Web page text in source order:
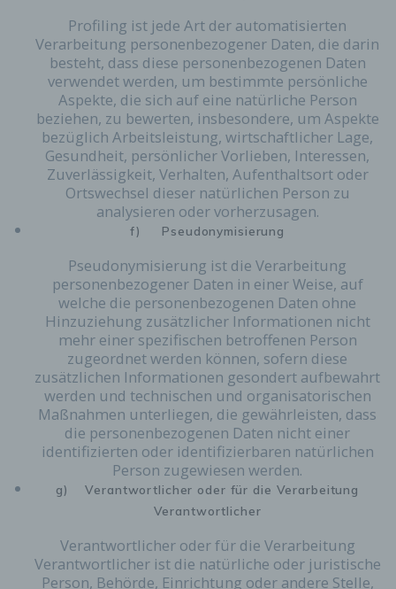
Profiling ist jede Art der automatisierten
Verarbeitung personenbezogener Daten, die darin
besteht, dass diese personenbezogenen Daten
verwendet werden, um bestimmte persönliche
Aspekte, die sich auf eine natürliche Person
beziehen, zu bewerten, insbesondere, um Aspekte
bezüglich Arbeitsleistung, wirtschaftlicher Lage,
Gesundheit, persönlicher Vorlieben, Interessen,
Zuverlässigkeit, Verhalten, Aufenthaltsort oder
Ortswechsel dieser natürlichen Person zu
analysieren oder vorherzusagen.
f) Pseudonymisierung
Pseudonymisierung ist die Verarbeitung
personenbezogener Daten in einer Weise, auf
welche die personenbezogenen Daten ohne
Hinzuziehung zusätzlicher Informationen nicht
mehr einer spezifischen betroffenen Person
zugeordnet werden können, sofern diese
zusätzlichen Informationen gesondert aufbewahrt
werden und technischen und organisatorischen
Maßnahmen unterliegen, die gewährleisten, dass
die personenbezogenen Daten nicht einer
identifizierten oder identifizierbaren natürlichen
Person zugewiesen werden.
g) Verantwortlicher oder für die Verarbeitung
Verantwortlicher
Verantwortlicher oder für die Verarbeitung
Verantwortlicher ist die natürliche oder juristische
Person, Behörde, Einrichtung oder andere Stelle,